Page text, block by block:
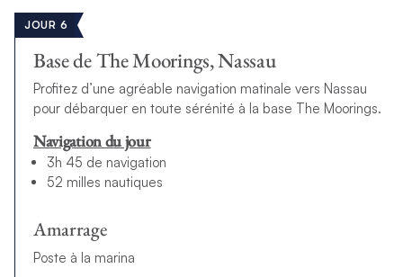
JOUR 6
Base de The Moorings, Nassau
Profitez d’une agréable navigation matinale vers Nassau
pour débarquer en toute sérénité à la base The Moorings.
Navigation du jour
3h 45 de navigation
52 milles nautiques
Amarrage
Poste à la marina